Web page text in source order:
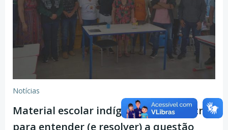
Notícias
Material escolar indígena: um encontro
para entender (e resolver) a questão